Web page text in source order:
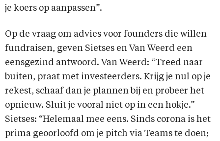
je koers op aanpassen”.
Op de vraag om advies voor founders die willen
fundraisen, geven Sietses en Van Weerd een
eensgezind antwoord. Van Weerd: “Treed naar
buiten, praat met investeerders. Krijg je nul op je
rekest, schaaf dan je plannen bij en probeer het
opnieuw. Sluit je vooral niet op in een hokje.”
Sietses: “Helemaal mee eens. Sinds corona is het
prima geoorloofd om je pitch via Teams te doen;